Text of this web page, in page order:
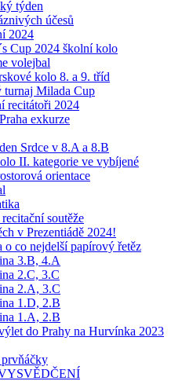
týden
účesů
2024
Cup 2024 školní kolo
volejbal
kolo 8. a 9. tříd
turnaj Milada Cup
recitátoři 2024
exkurze
Srdce v 8.A a 8.B
II. kategorie ve vybíjené
orientace
soutěže
v Prezentiádě 2024!
o co nejdelší papírový řetěz
3.B, 4.A
2.C, 3.C
2.A, 3.C
1.D, 2.B
1.A, 2.B
do Prahy na Hurvínka 2023